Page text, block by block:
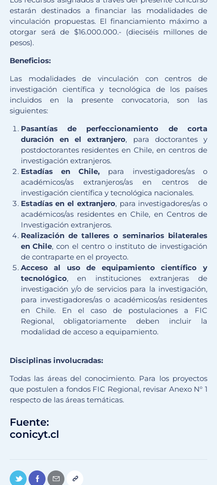
estarán destinados a financiar las modalidades de
vinculación propuestas. El financiamiento máximo a
otorgar será de $16.000.000.- (dieciséis millones de
pesos).
Beneficios:
Las modalidades de vinculación con centros de
investigación científica y tecnológica de los países
incluidos en la presente convocatoria, son las
siguientes:
Pasantías de perfeccionamiento de corta
duración en el extranjero, para doctorantes y
postdoctorantes residentes en Chile, en centros de
investigación extranjeros.
Estadías en Chile, para investigadores/as o
académicos/as extranjeros/as en centros de
investigación científica y tecnológica nacionales.
Estadías en el extranjero, para investigadores/as o
académicos/as residentes en Chile, en Centros de
Investigación extranjeros.
Realización de talleres o seminarios bilaterales
en Chile, con el centro o instituto de investigación
de contraparte en el proyecto.
Acceso al uso de equipamiento científico y
tecnológico, en instituciones extranjeras de
investigación y/o de servicios para la investigación,
para investigadores/as o académicos/as residentes
en Chile. En el caso de postulaciones a FIC
Regional, obligatoriamente deben incluir la
modalidad de acceso a equipamiento.
Disciplinas involucradas:
Todas las áreas del conocimiento. Para los proyectos
que postulen a fondos FIC Regional, revisar Anexo N° 1
respecto de las áreas temáticas.
Fuente:
conicyt.cl